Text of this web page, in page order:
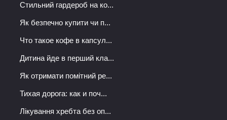
Стильний гардероб на ко...
Як безпечно купити чи п...
Что такое кофе в капсул...
Дитина йде в перший кла...
Як отримати помітний ре...
Тихая дорога: как и поч...
Лікування хребта без оп...